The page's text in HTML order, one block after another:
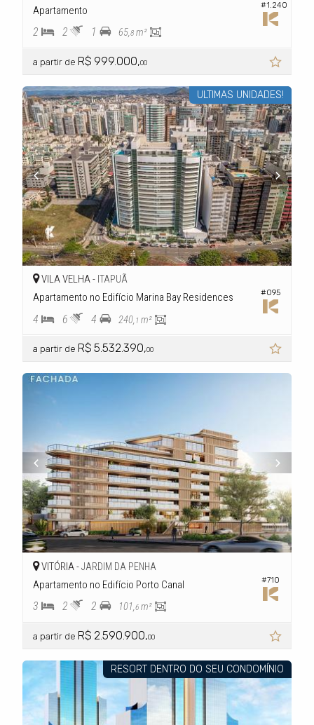
#1.240
Apartamento
2 2 1 65,8 m²
a partir de R$ 999.000,00
ULTIMAS UNIDADES!
#095
VILA VELHA - ITAPUÃ
Apartamento no Edifício Marina Bay Residences
4 6 4 240,1 m²
a partir de R$ 5.532.390,00
#710
VITÓRIA -JARDIM DA PENHA
Apartamento no Edifício Porto Canal
3 2 2 101,6 m²
a partir de R$ 2.590.900,00
RESORT DENTRO DO SEU CONDOMÍNIO